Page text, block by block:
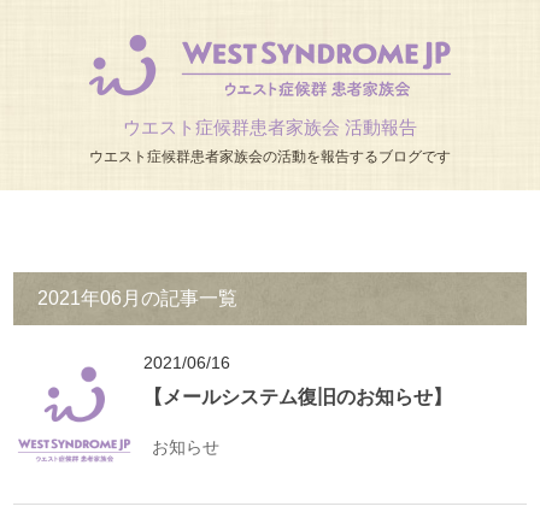
ウエスト症候群患者家族会 活動報告
ウエスト症候群患者家族会の活動を報告するブログです
2021年06月の記事一覧
2021/06/16
【メールシステム復旧のお知らせ】
お知らせ